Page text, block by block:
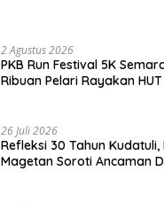
2 Agustus 2026
PKB Run Festival 5K
Ribuan Pelari Rayakan
26 Juli 2026
Refleksi 30 Tahun Kudatuli,
Magetan Soroti Ancaman